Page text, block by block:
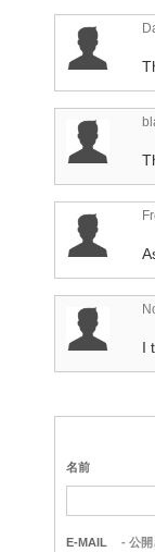
I
名前
E-MAIL - 公